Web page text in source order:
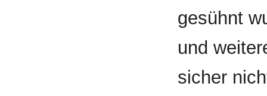
gesühnt
und
sicher